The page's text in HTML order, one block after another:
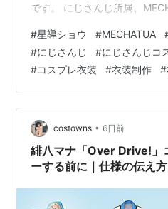
です。 にじさんじ所属、
つ彼の「MECHATU-A 1st
装は、白・黒・紫を中心に、
伸びる装飾によって全身のシ
す。 公演については、
Drive!” 公式イベントページ
#星導ショウ #MECHATUA
#にじさんじ #にじさんじコ
#コスプレ衣装 #衣装制作 #
costowns • 6日前
緋八マナ「Over Drive!」
ーする前に｜仕様の伝え